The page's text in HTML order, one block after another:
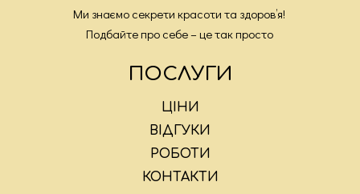
Ми знаємо секрети красоти та здоров’я!
Подбайте про себе – це так просто
ПОСЛУГИ
ЦІНИ
ВІДГУКИ
РОБОТИ
КОНТАКТИ